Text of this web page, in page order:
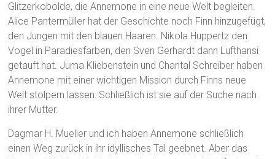
Glitzerkobolde, die Annemone in eine neue Welt begleiten.
Alice Pantermüller hat der Geschichte noch Finn hinzugefügt,
den Jungen mit den blauen Haaren. Nikola Huppertz den
Vogel in Paradiesfarben, den Sven Gerhardt dann Lufthansi
getauft hat. Juma Kliebenstein und Chantal Schreiber haben
Annemone mit einer wichtigen Mission durch Finns neue
Welt stolpern lassen: Schließlich ist sie auf der Suche nach
ihrer Mutter.
Dagmar H. Mueller und ich haben Annemone schließlich
einen Weg zurück in ihr idyllisches Tal geebnet. Aber das